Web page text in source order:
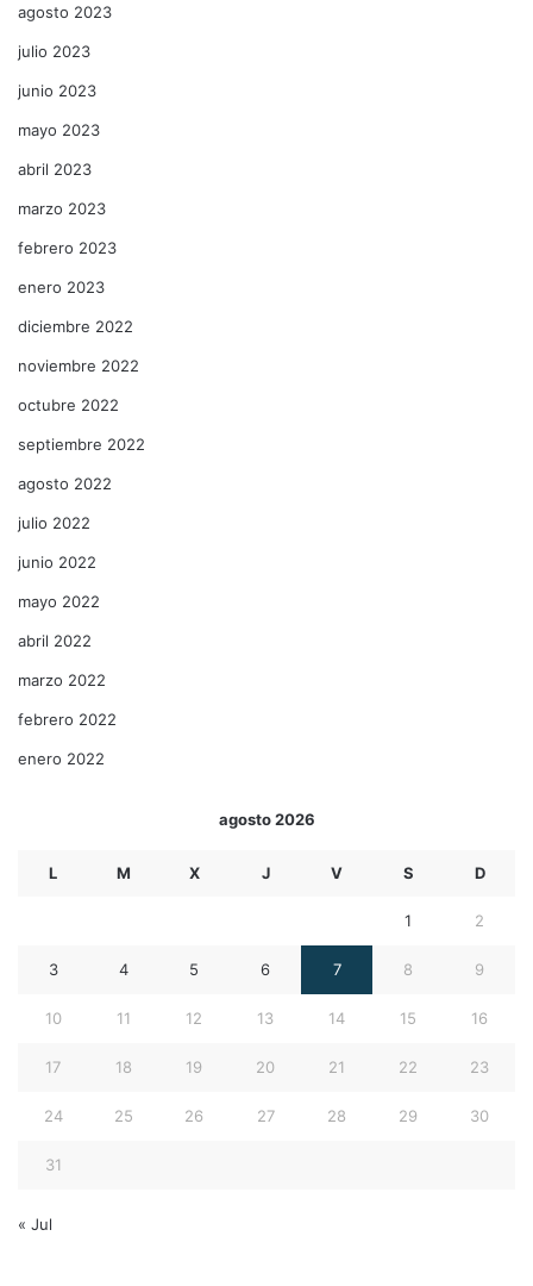
agosto 2023
julio 2023
junio 2023
mayo 2023
abril 2023
marzo 2023
febrero 2023
enero 2023
diciembre 2022
noviembre 2022
octubre 2022
septiembre 2022
agosto 2022
julio 2022
junio 2022
mayo 2022
abril 2022
marzo 2022
febrero 2022
enero 2022
agosto 2026
L M X J V S D
1 2
3 4 5 6 7 8 9
10 11 12 13 14 15 16
17 18 19 20 21 22 23
24 25 26 27 28 29 30
31
« Jul